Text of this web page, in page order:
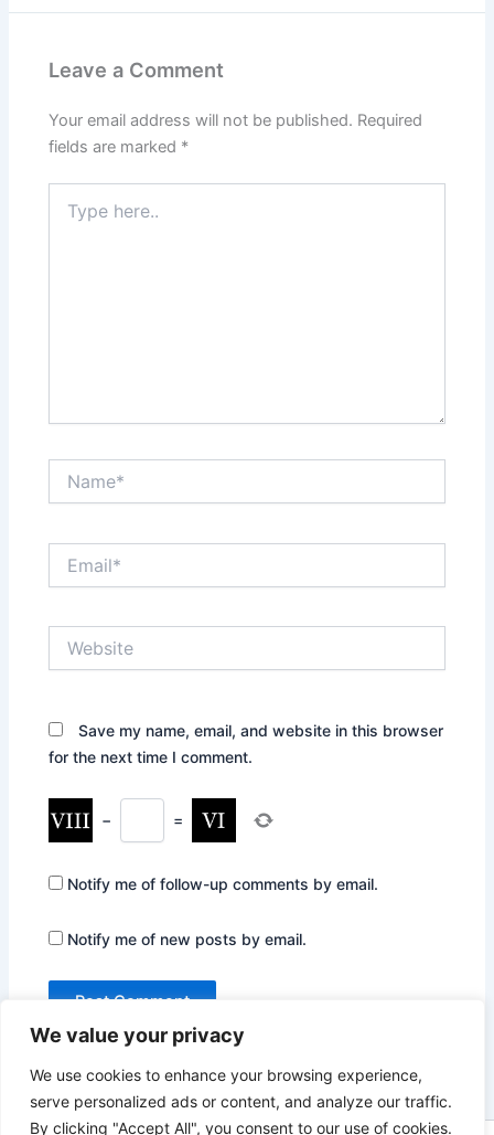
We value your privacy
We use cookies to enhance your browsing experience,
serve personalized ads or content, and analyze our traffic.
By clicking "Accept All", you consent to our use of cookies.
Leave a Comment
Your email address will not be published. Required
fields are marked *
here..
Save my name, email, and website in this browser
for the next time I comment.
− =
Notify me of follow-up comments by email.
Notify me of new posts by email.